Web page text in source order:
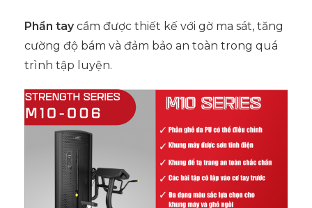
Phần taycầm được thiết kế với gờ ma sát, tăng
cường độ bám và đảm bảo an toàn trong quá
trình tập luyện.